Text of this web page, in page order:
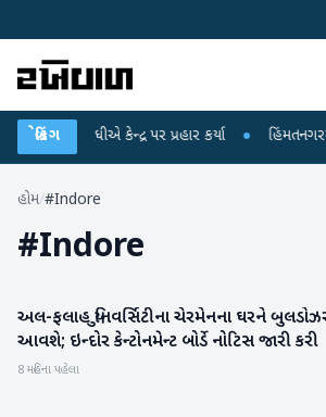
બ્રેકિંગ
રાહુલ ગાંધીએ કેન્દ્ર પર પ્રહાર કર્યા ● હિંમતનગરમાં
હોમ/#Indore
#Indore
રાષ્ટ્રીય
અલ-ફલાહ યુનિવર્સિટીના ચેરમેનના ઘરને
આવશે; ઇન્દોર કેન્ટોનમેન્ટ બોર્ડે નોટિસ જારી કરી
8 મહિના પહેલા